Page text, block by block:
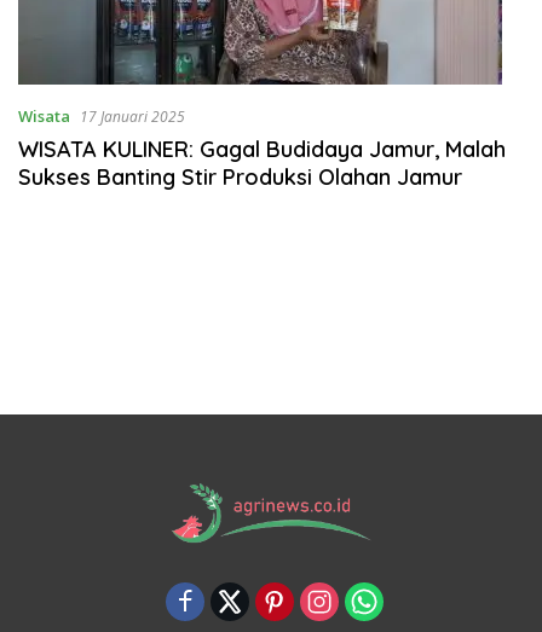
Wisata 17 Januari 2025
WISATA KULINER: Gagal Budidaya Jamur, Malah
Sukses Banting Stir Produksi Olahan Jamur